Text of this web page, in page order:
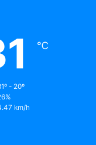
℃
- 20º
km/h